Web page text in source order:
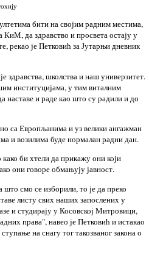
бити на својим радним местима,
да здравство и просвета остају у
рекао је Петковић за Јутарњи дневник
здравства, школства и наш универзитет.
институцијама, у тим виталним
наставе и раде као што су радили и до
са Европљанима и уз велики ангажман
и возилима буде нормалан радни дан.
би хтели да прикажу они који
они говоре обмањују јавност.
смо се изборили, то је да преко
листу свих наших запослених у
и студирају у Косовској Митровици,
права", навео је Петковић и истакао
на снагу тог такозваног закона о